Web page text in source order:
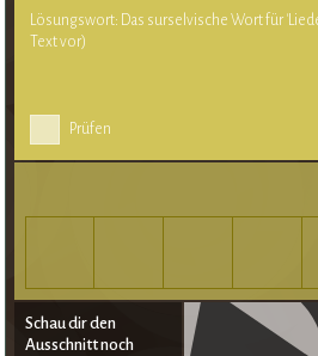
Lösungswort: Das surselvische Wort für
Text vor)
Prüfen
Schau dir den
Ausschnitt noch